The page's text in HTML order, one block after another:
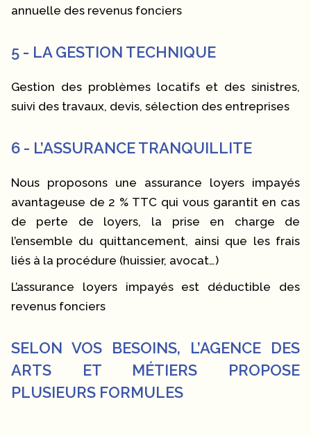
annuelle des revenus fonciers
5 - LA GESTION TECHNIQUE
Gestion des problèmes locatifs et des sinistres,
suivi des travaux, devis, sélection des entreprises
6 - L’ASSURANCE TRANQUILLITE
Nous proposons une assurance loyers impayés
avantageuse de 2 % TTC qui vous garantit en cas
de perte de loyers, la prise en charge de
l’ensemble du quittancement, ainsi que les frais
liés à la procédure (huissier, avocat…)
L’assurance loyers impayés est déductible des
revenus fonciers
SELON VOS BESOINS, L’AGENCE DES
ARTS ET MÉTIERS PROPOSE
PLUSIEURS FORMULES